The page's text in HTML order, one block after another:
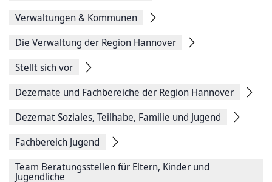
teilen
Seitenlink
Seite
Verwaltungen & Kommunen
Die Verwaltung der Region Hannover
Stellt sich vor
Dezernate und Fachbereiche der Region Hannover
Dezernat Soziales, Teilhabe, Familie und Jugend
Fachbereich Jugend
Team Beratungsstellen für Eltern, Kinder und
Jugendliche